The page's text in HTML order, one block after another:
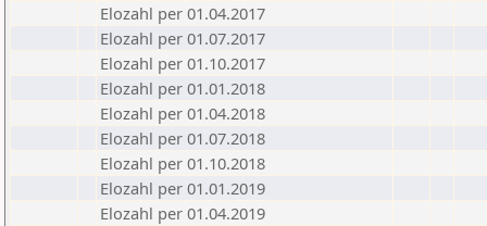
Elozahl per 01.04.2017
Elozahl per 01.07.2017
Elozahl per 01.10.2017
Elozahl per 01.01.2018
Elozahl per 01.04.2018
Elozahl per 01.07.2018
Elozahl per 01.10.2018
Elozahl per 01.01.2019
Elozahl per 01.04.2019